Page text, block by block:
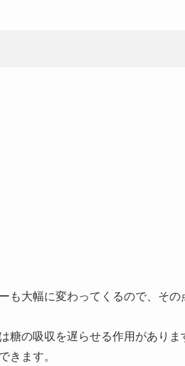
も大幅に変わってくるので、そ
の吸収を遅らせる作用がありま
ます。